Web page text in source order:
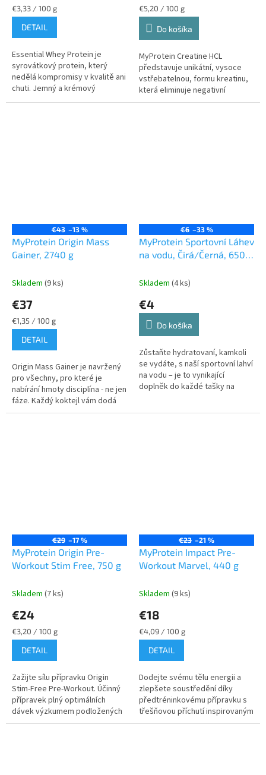
Jednotková
cena:
€3,33 / 100 g
DETAIL
Essential Whey Protein je
syrovátkový protein, který
nedělá kompromisy v kvalitě ani
chuti. Jemný a krémový
syrovátkový koktejl na podporu
Jednotková
cena:
€5,20 / 100 g
Do košíka
MyProtein Creatine HCL
představuje unikátní, vysoce
vstřebatelnou, formu kreatinu,
která eliminuje negativní
vedlejší účinky, mezi které se
€43 –13 %
MyProtein Origin Mass
Gainer, 2740 g
Skladem (9 ks)
€37
Jednotková
cena:
€1,35 / 100 g
DETAIL
Origin Mass Gainer je navržený
pro všechny, pro které je
nabírání hmoty disciplína - ne jen
fáze. Každý koktejl vám dodá
1000 kalorií s 50 g vysoce
€6 –33 %
MyProtein Sportovní Láhev
na vodu, Čirá/Černá, 650
Skladem (4 ks)
€4
Do košíka
Zůstaňte hydratovaní, kamkoli
se vydáte, s naší sportovní lahví
na vodu – je to vynikající
doplněk do každé tašky na
€29 –17 %
MyProtein Origin Pre-
Workout Stim Free, 750 g
Skladem (7 ks)
€24
Jednotková
cena:
€3,20 / 100 g
DETAIL
Zažijte sílu přípravku Origin
Stim-Free Pre-Workout. Účinný
přípravek plný optimálních
dávek výzkumem podložených
složek s nulovým obsahem
€23 –21 %
MyProtein Impact Pre-
Workout Marvel, 440 g
Skladem (9 ks)
€18
Jednotková
cena:
€4,09 / 100 g
DETAIL
Dodejte svému tělu energii a
zlepšete soustředění díky
předtréninkovému přípravku s
třešňovou příchutí inspirovaným
Deadpoolem nebo dejte